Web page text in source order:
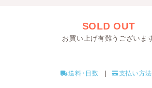
SOLD OUT
お買い上げ有難うございま
送料･日数 支払い方法